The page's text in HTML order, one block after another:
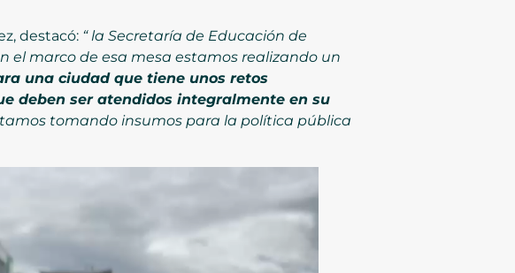
destacó: “ la Secretaría de Educación de
el marco de esa mesa estamos realizando un
una ciudad que tiene unos retos
deben ser atendidos integralmente en su
tomando insumos para la política pública